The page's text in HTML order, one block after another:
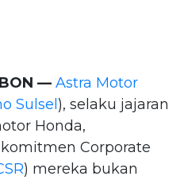
— Astra Motor
Sulsel ), selaku jajaran
Honda,
Corporate
) mereka bukan